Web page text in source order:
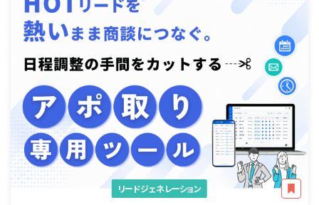
リードジェネレーション